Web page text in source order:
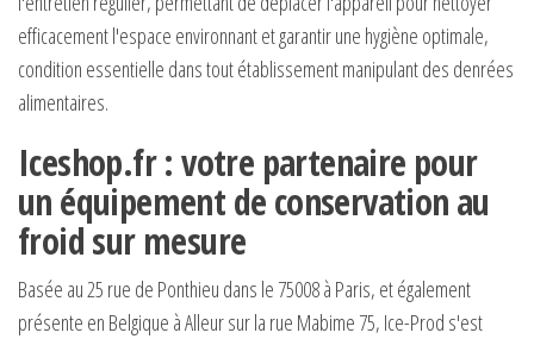
efficacement l'espace environnant et garantir une hygiène optimale,
condition essentielle dans tout établissement manipulant des denrées
alimentaires.
Iceshop.fr : votre partenaire pour
un équipement de conservation au
froid sur mesure
Basée au 25 rue de Ponthieu dans le 75008 à Paris, et également
présente en Belgique à Alleur sur la rue Mabime 75, Ice-Prod s'est